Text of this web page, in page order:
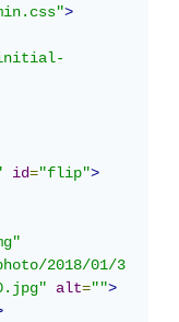
>
initial-
id="flip">
2018/01/3
alt="">
>